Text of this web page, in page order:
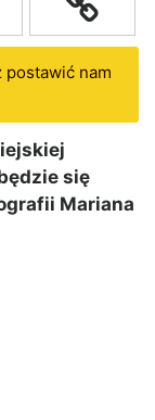
postawić nam
się
Mariana